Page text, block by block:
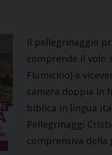
Il pellegrinaggio
comprende il volo
Fiumicino) e
camera doppia in
biblica in lingua
Pellegrinaggi
comprensiva della